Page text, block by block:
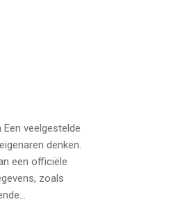
veelgestelde
denken.
een officiële
zoals